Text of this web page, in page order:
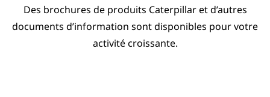
Des brochures de produits Caterpillar et d’autres
documents d’information sont disponibles pour votre
activité croissante.